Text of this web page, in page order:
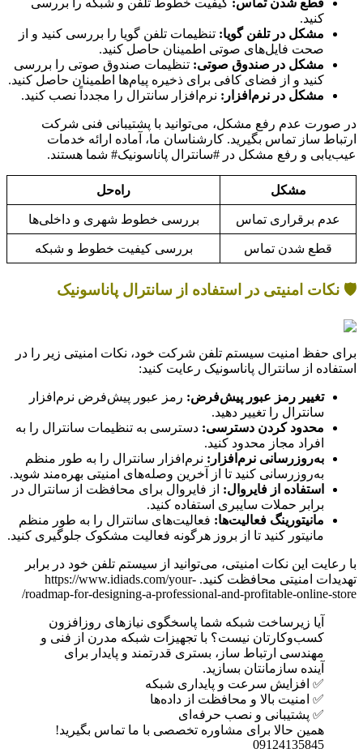
قطع شدن تماس: کیفیت خطوط تلفن و شبکه را بررسی
کنید.
مشکل در تلفن گویا: تنظیمات تلفن گویا را بررسی کنید و از
صحت فایل‌های صوتی اطمینان حاصل کنید.
مشکل در صندوق صوتی: تنظیمات صندوق صوتی را بررسی
کنید و از فضای کافی برای ذخیره پیام‌ها اطمینان حاصل کنید.
مشکل در نرم‌افزار: نرم‌افزار سانترال را مجدداً نصب کنید.
در صورت عدم رفع مشکل، می‌توانید با پشتیبانی فنی شرکت
ارتباط ساز تماس بگیرید. کارشناسان ما، آماده ارائه خدمات
عیب‌یابی و رفع مشکل در #سانترال پاناسونیک# شما هستند.
مشکل راه‌حل
عدم برقراری تماس بررسی خطوط شهری و داخلی‌ها
قطع شدن تماس بررسی کیفیت خطوط و شبکه
🛡️ نکات امنیتی در استفاده از سانترال پاناسونیک
برای حفظ امنیت سیستم تلفن شرکت خود، نکات امنیتی زیر را در
استفاده از سانترال پاناسونیک رعایت کنید:
تغییر رمز عبور پیش‌فرض: رمز عبور پیش‌فرض نرم‌افزار
سانترال را تغییر دهید.
محدود کردن دسترسی: دسترسی به تنظیمات سانترال را به
افراد مجاز محدود کنید.
به‌روزرسانی نرم‌افزار: نرم‌افزار سانترال را به طور منظم
به‌روزرسانی کنید تا از آخرین وصله‌های امنیتی بهره‌مند شوید.
استفاده از فایروال: از فایروال برای محافظت از سانترال در
برابر حملات سایبری استفاده کنید.
مانیتورینگ فعالیت‌ها: فعالیت‌های سانترال را به طور منظم
مانیتور کنید تا از بروز هرگونه فعالیت مشکوک جلوگیری کنید.
با رعایت این نکات امنیتی، می‌توانید از سیستم تلفن خود در برابر
تهدیدات امنیتی محافظت کنید. https://www.idiads.com/your-
roadmap-for-designing-a-professional-and-profitable-online-store/
آیا زیرساخت شبکه شما پاسخگوی نیازهای روزافزون
کسب‌وکارتان نیست؟ با تجهیزات شبکه مدرن از فنی و
مهندسی ارتباط ساز، بستری قدرتمند و پایدار برای
آینده سازمانتان بسازید.
✅ افزایش سرعت و پایداری شبکه
✅ امنیت بالا و محافظت از داده‌ها
✅ پشتیبانی و نصب حرفه‌ای
همین حالا برای مشاوره تخصصی با ما تماس بگیرید!
09124135845